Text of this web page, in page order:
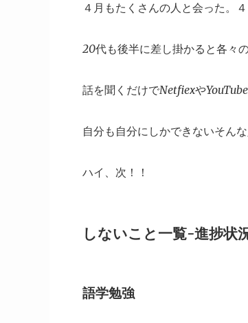
４月もたくさんの人と会った。
20代も後半に差し掛かると各々
話を聞くだけでNetfiexや
自分も自分にしかできないそん
ハイ、次！！
しないこと一覧-進捗状
語学勉強